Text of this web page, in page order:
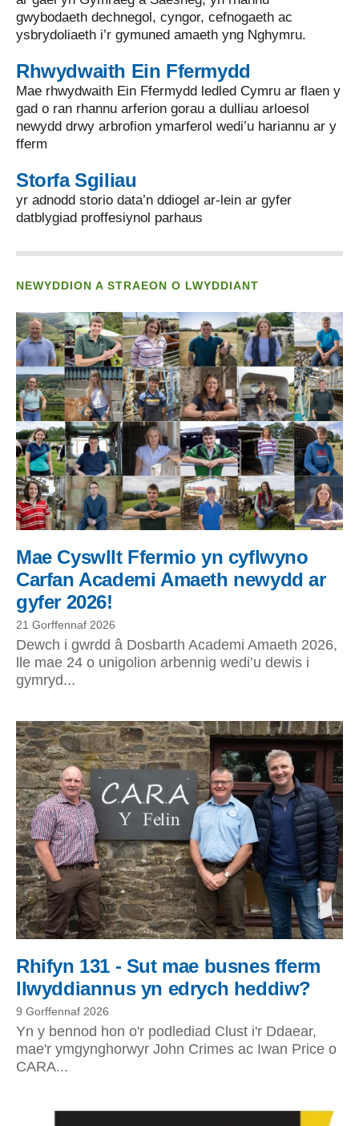
gwybodaeth dechnegol, cyngor, cefnogaeth ac
ysbrydoliaeth i’r gymuned amaeth yng Nghymru.
Rhwydwaith Ein Ffermydd
Mae rhwydwaith Ein Ffermydd ledled Cymru ar flaen y
gad o ran rhannu arferion gorau a dulliau arloesol
newydd drwy arbrofion ymarferol wedi’u hariannu ar y
fferm
Storfa Sgiliau
yr adnodd storio data’n ddiogel ar-lein ar gyfer
datblygiad proffesiynol parhaus
NEWYDDION A STRAEON O LWYDDIANT
Mae Cyswllt Ffermio yn cyflwyno
Carfan Academi Amaeth newydd ar
gyfer 2026!
21 Gorffennaf 2026
Dewch i gwrdd â Dosbarth Academi Amaeth 2026,
lle mae 24 o unigolion arbennig wedi’u dewis i
gymryd...
Rhifyn 131 - Sut mae busnes fferm
llwyddiannus yn edrych heddiw?
9 Gorffennaf 2026
Yn y bennod hon o'r podlediad Clust i'r Ddaear,
mae'r ymgynghorwyr John Crimes ac Iwan Price o
CARA...